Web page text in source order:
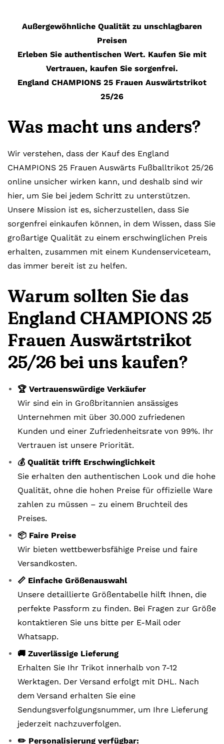
Außergewöhnliche Qualität zu unschlagbaren
Preisen
Erleben Sie authentischen Wert. Kaufen Sie mit
Vertrauen, kaufen Sie sorgenfrei.
England CHAMPIONS 25 Frauen Auswärtstrikot
25/26
Was macht uns anders?
Wir verstehen, dass der Kauf des England
CHAMPIONS 25 Frauen Auswärts Fußballtrikot 25/26
online unsicher wirken kann, und deshalb sind wir
hier, um Sie bei jedem Schritt zu unterstützen.
Unsere Mission ist es, sicherzustellen, dass Sie
sorgenfrei einkaufen können, in dem Wissen, dass Sie
großartige Qualität zu einem erschwinglichen Preis
erhalten, zusammen mit einem Kundenserviceteam,
das immer bereit ist zu helfen.
Warum sollten Sie das
England CHAMPIONS 25
Frauen Auswärtstrikot
25/26 bei uns kaufen?
🏆 Vertrauenswürdige Verkäufer
Wir sind ein in Großbritannien ansässiges
Unternehmen mit über 30.000 zufriedenen
Kunden und einer Zufriedenheitsrate von 99%. Ihr
Vertrauen ist unsere Priorität.
💰 Qualität trifft Erschwinglichkeit
Sie erhalten den authentischen Look und die hohe
Qualität, ohne die hohen Preise für offizielle Ware
zahlen zu müssen – zu einem Bruchteil des
Preises.
📦 Faire Preise
Wir bieten wettbewerbsfähige Preise und faire
Versandkosten.
📏 Einfache Größenauswahl
Unsere detaillierte Größentabelle hilft Ihnen, die
perfekte Passform zu finden. Bei Fragen zur Größe
kontaktieren Sie uns bitte per E-Mail oder
Whatsapp.
🚚 Zuverlässige Lieferung
Erhalten Sie Ihr Trikot innerhalb von 7-12
Werktagen. Der Versand erfolgt mit DHL. Nach
dem Versand erhalten Sie eine
Sendungsverfolgungsnummer, um Ihre Lieferung
jederzeit nachzuverfolgen.
✏️ Personalisierung verfügbar: